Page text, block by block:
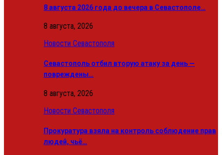
8 августа 2026 года до вечера в Севастополе…
8 августа, 2026
Новости Севастополя
Севастополь отбил вторую атаку за день —
повреждены…
8 августа, 2026
Новости Севастополя
Прокуратура взяла на контроль соблюдение прав
людей, чьё…